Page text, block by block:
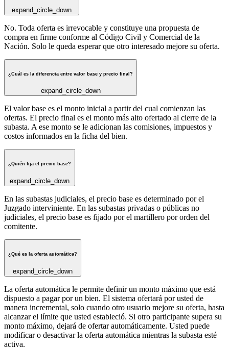
expand_circle_down
No. Toda oferta es irrevocable y constituye una propuesta de
compra en firme conforme al Código Civil y Comercial de la
Nación. Solo le queda esperar que otro interesado mejore su oferta.
¿Cuál es la diferencia entre valor base y precio final?
expand_circle_down
El valor base es el monto inicial a partir del cual comienzan las
ofertas. El precio final es el monto más alto ofertado al cierre de la
subasta. A ese monto se le adicionan las comisiones, impuestos y
costos informados en la ficha del bien.
¿Quién fija el precio base?
expand_circle_down
En las subastas judiciales, el precio base es determinado por el
Juzgado interviniente. En las subastas privadas o públicas no
judiciales, el precio base es fijado por el martillero por orden del
comitente.
¿Qué es la oferta automática?
expand_circle_down
La oferta automática le permite definir un monto máximo que está
dispuesto a pagar por un bien. El sistema ofertará por usted de
manera incremental, solo cuando otro usuario mejore su oferta, hasta
alcanzar el límite que usted estableció. Si otro participante supera su
monto máximo, dejará de ofertar automáticamente. Usted puede
modificar o desactivar la oferta automática mientras la subasta esté
activa.